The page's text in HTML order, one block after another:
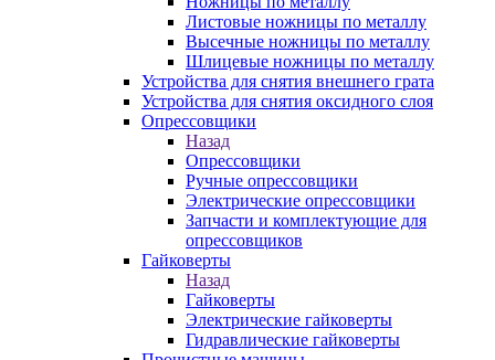
Листовые ножницы по металлу
Высечные ножницы по металлу
Шлицевые ножницы по металлу
Устройства для снятия внешнего грата
Устройства для снятия оксидного слоя
Опрессовщики
Назад
Опрессовщики
Ручные опрессовщики
Электрические опрессовщики
Запчасти и комплектующие для
опрессовщиков
Гайковерты
Назад
Гайковерты
Электрические гайковерты
Гидравлические гайковерты